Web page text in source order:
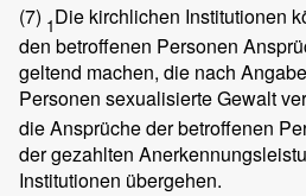
(7) 1Die kirchlichen Institutionen
den betroffenen Personen
geltend machen, die nach
Personen sexualisierte Gewalt
die Ansprüche der betroffenen
der gezahlten
Institutionen übergehen.